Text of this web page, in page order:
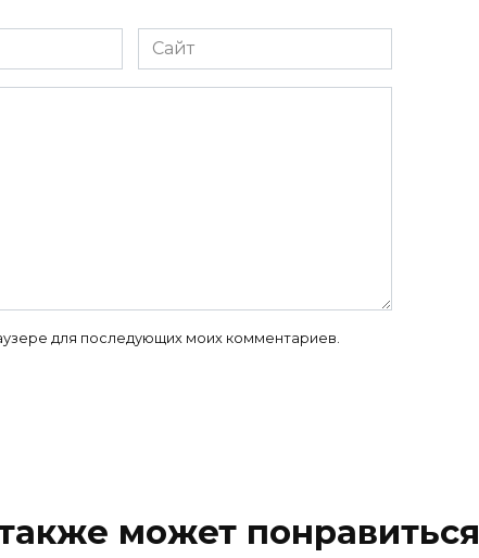
Сайт
для последующих моих комментариев.
может понравиться